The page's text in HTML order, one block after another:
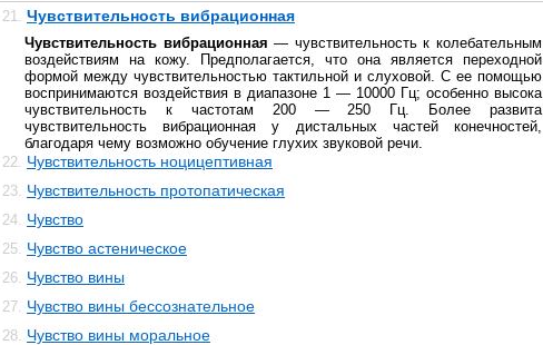
21. Чувствительность вибрационная
Чувствительность вибрационная — чувствительность к колебательным
воздействиям на кожу. Предполагается, что она является переходной
формой между чувствительностью тактильной и слуховой. С ее помощью
воспринимаются воздействия в диапазоне 1 — 10000 Гц; особенно высока
чувствительность к частотам 200 — 250 Гц. Более развита
чувствительность вибрационная у дистальных частей конечностей,
благодаря чему возможно обучение глухих звуковой речи.
22. Чувствительность ноцицептивная
23. Чувствительность протопатическая
24. Чувство
25. Чувство астеническое
26. Чувство вины
27. Чувство вины бессознательное
28. Чувство вины моральное